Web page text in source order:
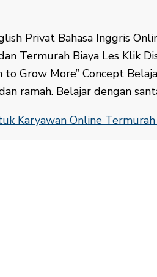
Privat Bahasa Inggris
Termurah Biaya Les Klik
Grow More” Concept
ramah. Belajar dengan
Karyawan Online Termurah